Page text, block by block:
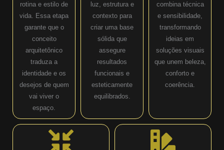
rotina e estilo de
vida. Essa etapa
garante que o
conceito
arquitetônico
traduza a
identidade e os
desejos de quem
vai viver o
espaço.
luz, estrutura e
contexto para
criar uma base
sólida que
assegure
resultados
funcionais e
esteticamente
equilibrados.
combina técnica
e sensibilidade,
transformando
ideias em
soluções visuais
que unem beleza,
conforto e
coerência.